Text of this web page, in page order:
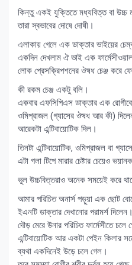
কিন্তু একই যুক্তিতে মধ্যবিত্ত বা উচ্চ
তারা স্বভাবের দোষে দোষী।
এলাকায় গেলে এক ডাক্তার ভাইয়ের
একদিন দেখলাম ঐ ভাই এক
লোক প্রেসক্রিপশনের ঔষধ চেঞ্জ করে
কী রকম চেঞ্জ একটু বলি।
একবার এফসিপিএস ডাক্তার এক
ওমিপ্রাজল (গ্যাসের ঔষধ আর কী)
আরেকটা এন্টিবায়োটিক দিল।
তিনটা এন্টিবায়োটিক, ওমিপ্রাজল বা
এটা গলা টিপে মারার চেষ্টার চেয়েও
ভুল উচ্চবিত্তরাও অনেক সময়েই করে
আমার পরিচিত অনার্স পড়ুয়া এক ছোট
ইএনটি ডাক্তার দেখানোর পরামর্শ
দৌড় মেরে উনার পরিচিত ফার্মেসীতে চলে
এন্টিবায়োটিক আর একটা পেইন কিলার
ব্যথা একদিনেই উড়ে চলে গেল।